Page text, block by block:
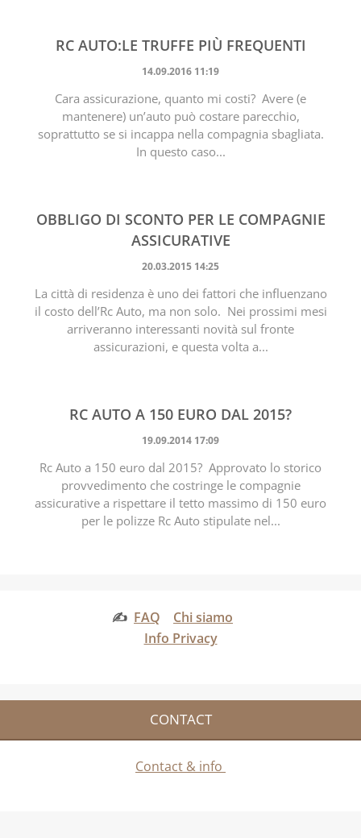
RC AUTO:LE TRUFFE PIÙ FREQUENTI
14.09.2016 11:19
Cara assicurazione, quanto mi costi? Avere (e
mantenere) un’auto può costare parecchio,
soprattutto se si incappa nella compagnia sbagliata.
In questo caso...
OBBLIGO DI SCONTO PER LE COMPAGNIE
ASSICURATIVE
20.03.2015 14:25
La città di residenza è uno dei fattori che influenzano
il costo dell’Rc Auto, ma non solo. Nei prossimi mesi
arriveranno interessanti novità sul fronte
assicurazioni, e questa volta a...
RC AUTO A 150 EURO DAL 2015?
19.09.2014 17:09
Rc Auto a 150 euro dal 2015? Approvato lo storico
provvedimento che costringe le compagnie
assicurative a rispettare il tetto massimo di 150 euro
per le polizze Rc Auto stipulate nel...
✍ FAQ
Chi siamo
Info Privacy
CONTACT
Contact & info